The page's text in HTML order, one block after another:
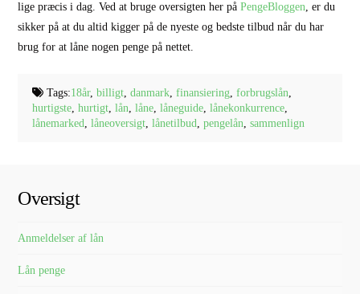
lige præcis i dag. Ved at bruge oversigten her påPengeBloggen, er du
sikker på at du altid kigger på de nyeste og bedste tilbud når du har
brug for at låne nogen penge på nettet.
Tags:18år,billigt,danmark,finansiering,forbrugslån,
hurtigste, hurtigt, lån, låne, låneguide, lånekonkurrence,
lånemarked, låneoversigt, lånetilbud, pengelån, sammenlign
Oversigt
Anmeldelser af lån
Lån penge